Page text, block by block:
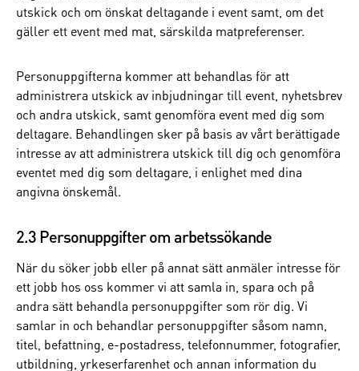
utskick och om önskat deltagande i event samt, om det
gäller ett event med mat, särskilda matpreferenser.
Personuppgifterna kommer att behandlas för att
administrera utskick av inbjudningar till event, nyhetsbrev
och andra utskick, samt genomföra event med dig som
deltagare. Behandlingen sker på basis av vårt berättigade
intresse av att administrera utskick till dig och genomföra
eventet med dig som deltagare, i enlighet med dina
angivna önskemål.
2.3 Personuppgifter om arbetssökande
När du söker jobb eller på annat sätt anmäler intresse för
ett jobb hos oss kommer vi att samla in, spara och på
andra sätt behandla personuppgifter som rör dig. Vi
samlar in och behandlar personuppgifter såsom namn,
titel, befattning, e-postadress, telefonnummer, fotografier,
utbildning, yrkeserfarenhet och annan information du